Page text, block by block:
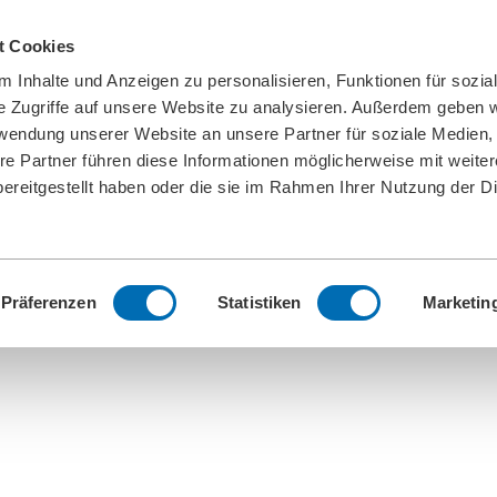
Cookies
Inhalte und Anzeigen zu personalisieren, Funktionen für
Zugriffe auf unsere Website zu analysieren. Außerdem geben
unserer Website an unsere Partner für soziale Medien,
Partner führen diese Informationen möglicherweise mit
haben oder die sie im Rahmen Ihrer Nutzung der
Präferenzen Statistiken